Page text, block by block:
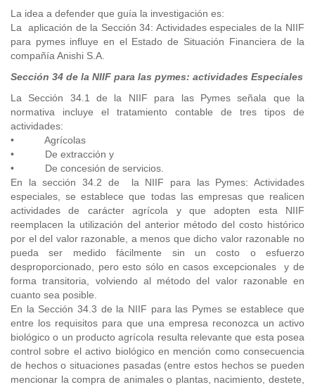
La idea a defender que guía la investigación es:
La aplicación de la Sección 34: Actividades especiales de la NIIF
para pymes influye en el Estado de Situación Financiera de la
compañía Anishi S.A.
Sección 34 de la NIIF para las pymes: actividades Especiales
La Sección 34.1 de la NIIF para las Pymes señala que la
normativa incluye el tratamiento contable de tres tipos de
actividades:
• Agrícolas
• De extracción y
• De concesión de servicios.
En la sección 34.2 de la NIIF para las Pymes: Actividades
especiales, se establece que todas las empresas que realicen
actividades de carácter agrícola y que adopten esta NIIF
reemplacen la utilización del anterior método del costo histórico
por el del valor razonable, a menos que dicho valor razonable no
pueda ser medido fácilmente sin un costo o esfuerzo
desproporcionado, pero esto sólo en casos excepcionales y de
forma transitoria, volviendo al método del valor razonable en
cuanto sea posible.
En la Sección 34.3 de la NIIF para las Pymes se establece que
entre los requisitos para que una empresa reconozca un activo
biológico o un producto agrícola resulta relevante que esta posea
control sobre el activo biológico en mención como consecuencia
de hechos o situaciones pasadas (entre estos hechos se pueden
mencionar la compra de animales o plantas, nacimiento, destete,